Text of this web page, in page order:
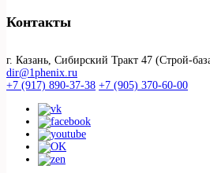
Контакты
г. Казань, Сибирский Тракт 47 (Строй-
dir@1phenix.ru
+7 (917) 890-37-38 +7 (905) 370-60-00